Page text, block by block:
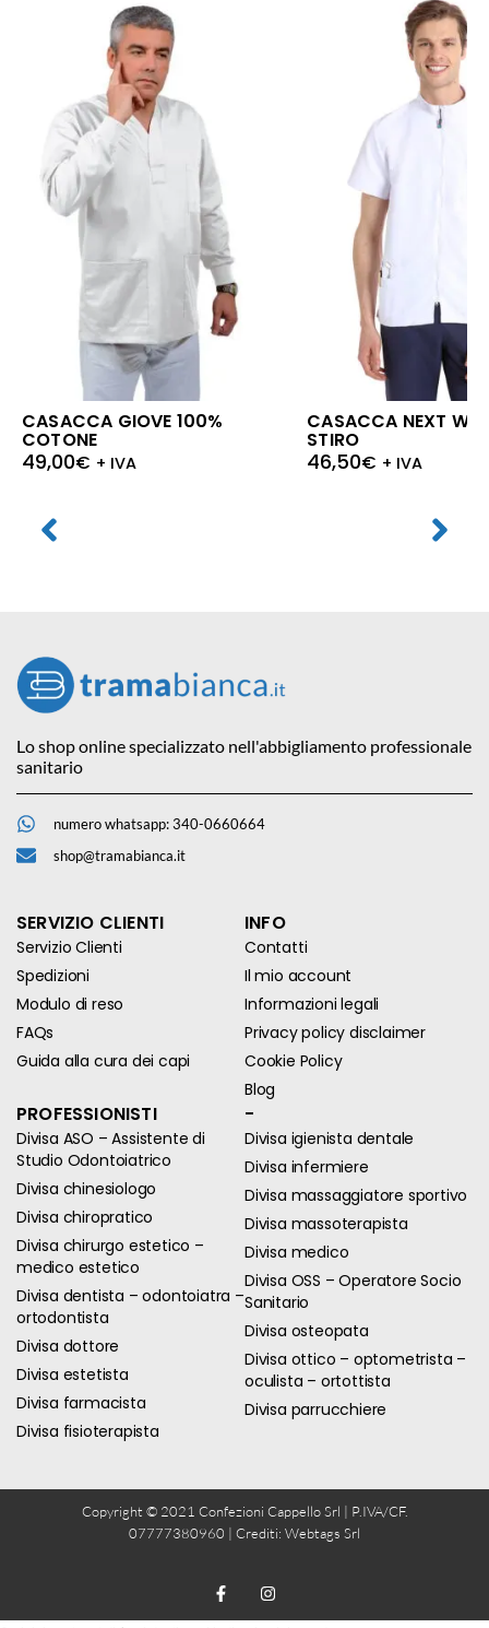
CASACCA GIOVE 100%
COTONE
49,00€ + IVA
CASACCA NEXT
STIRO
46,50€ + IVA
Lo shop online specializzato nell'abbigliamento professionale
sanitario
numero whatsapp: 340-0660664
shop@tramabianca.it
SERVIZIO CLIENTI
Servizio Clienti
Spedizioni
Modulo di reso
FAQs
Guida alla cura dei capi
INFO
Contatti
Il mio account
Informazioni legali
Privacy policy disclaimer
Cookie Policy
Blog
PROFESSIONISTI
Divisa ASO – Assistente di
Studio Odontoiatrico
Divisa chinesiologo
Divisa chiropratico
Divisa chirurgo estetico –
medico estetico
Divisa dentista – odontoiatra –
ortodontista
Divisa dottore
Divisa estetista
Divisa farmacista
Divisa fisioterapista
-
Divisa igienista dentale
Divisa infermiere
Divisa massaggiatore sportivo
Divisa massoterapista
Divisa medico
Divisa OSS – Operatore Socio
Sanitario
Divisa osteopata
Divisa ottico – optometrista –
oculista – ortottista
Divisa parrucchiere
Copyright © 2021 Confezioni Cappello Srl | P.IVA/CF.
07777380960 | Crediti: Webtags Srl